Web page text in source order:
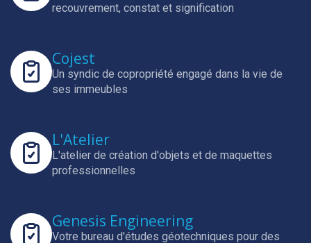
recouvrement, constat et signification
Cojest
Un syndic de copropriété engagé dans la vie de
ses immeubles
L'Atelier
L'atelier de création d'objets et de maquettes
professionnelles
Genesis Engineering
Votre bureau d'études géotechniques pour des